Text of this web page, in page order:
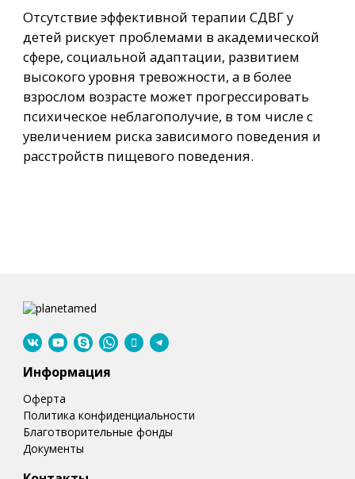
Отсутствие эффективной терапии СДВГ у
детей рискует проблемами в академической
сфере, социальной адаптации, развитием
высокого уровня тревожности, а в более
взрослом возрасте может прогрессировать
психическое неблагополучие, в том числе с
увеличением риска зависимого поведения и
расстройств пищевого поведения.
Информация
Оферта
Политика конфиденциальности
Благотворительные фонды
Документы